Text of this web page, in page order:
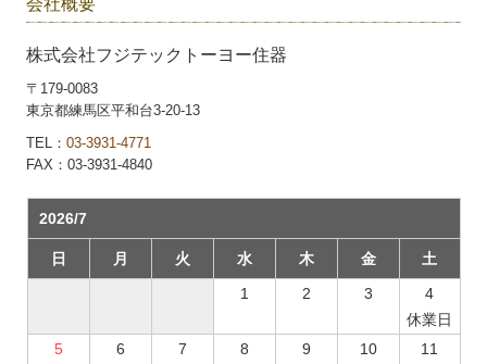
株式会社フジテックトーヨー住器
〒179-0083
東京都練馬区平和台3-20-13
TEL：03-3931-4771
FAX：03-3931-4840
2026/7
日 月 火 水 木 金
土
1
2 3
4
休業日
5
6 7 8 9 10
11